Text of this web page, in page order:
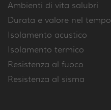
Ambienti di vita salubri
Durata e valore nel tempo
Isolamento acustico
Isolamento termico
Resistenza al fuoco
Resistenza al sisma